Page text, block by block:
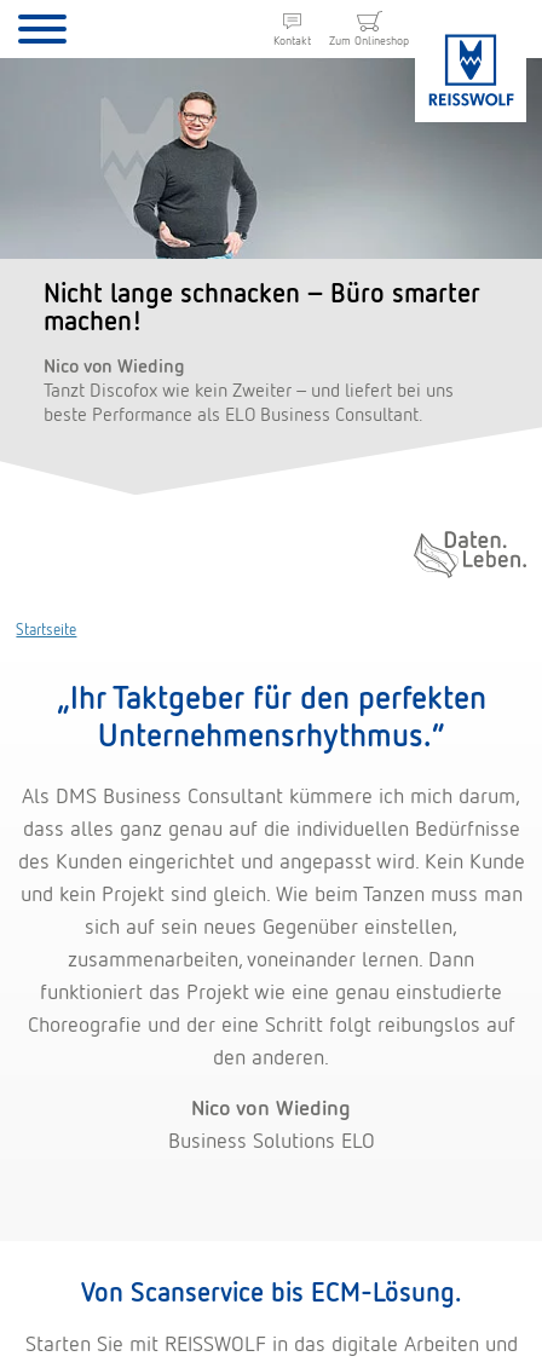
Kontakt Zum Onlineshop
Nicht lange schnacken – Büro smarter
machen!
Nico von Wieding
Tanzt Discofox wie kein Zweiter – und liefert bei uns
beste Performance als ELO Business Consultant.
Daten. Leben.
Startseite
„Ihr Taktgeber für den perfekten
Unternehmensrhythmus.“
Als DMS Business Consultant kümmere ich mich darum,
dass alles ganz genau auf die individuellen Bedürfnisse
des Kunden eingerichtet und angepasst wird. Kein Kunde
und kein Projekt sind gleich. Wie beim Tanzen muss man
sich auf sein neues Gegenüber einstellen,
zusammenarbeiten, voneinander lernen. Dann
funktioniert das Projekt wie eine genau einstudierte
Choreografie und der eine Schritt folgt reibungslos auf
den anderen.
Nico von Wieding
Business Solutions ELO
Von Scanservice bis ECM-Lösung.
Starten Sie mit REISSWOLF in das digitale Arbeiten und